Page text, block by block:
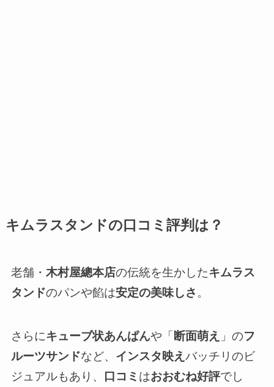
キムラスタンドの口コミ評判は？
老舗・ 木村屋總本店の伝統を生かしたキムラス
タンドのパンや餡は安定の美味しさ 。
さらにキューブ状あんぱんや「 断面萌え 」のフ
ルーツサンドなど、 インスタ映え バッチリのビ
ジュアルもあり、
口コミ はおおむね好評でし